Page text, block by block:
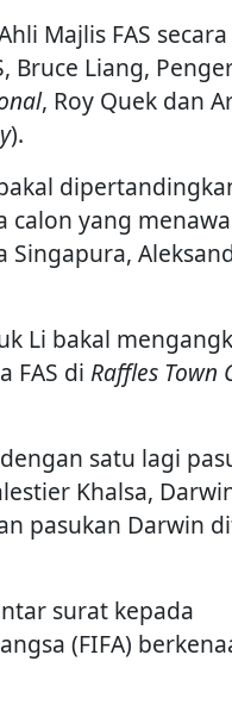
Majlis FAS
Bruce Liang,
, Roy Quek dan
).
calon yang
Li bakal
FAS di Raffles Town
satu lagi
Khalsa,
pasukan Darwin
surat kepada
(FIFA)